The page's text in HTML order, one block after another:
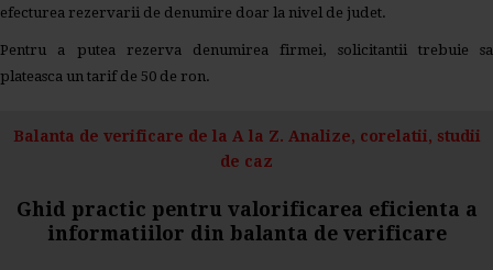
efecturea rezervarii de denumire doar la nivel de judet.
Pentru a putea rezerva denumirea firmei, solicitantii trebuie sa
plateasca un tarif de 50 de ron.
Balanta de verificare de la A la Z. Analize, corelatii, studii
de caz
Ghid practic pentru valorificarea eficienta a
informatiilor din balanta de verificare